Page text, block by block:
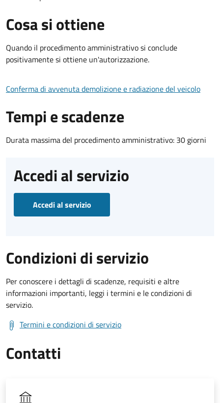
Cosa si ottiene
Quando il procedimento amministrativo si conclude
positivamente si ottiene un'autorizzazione.
Conferma di avvenuta demolizione e radiazione del veicolo
Tempi e scadenze
Durata massima del procedimento amministrativo: 30 giorni
Accedi al servizio
Accedi al servizio
Condizioni di servizio
Per conoscere i dettagli di scadenze, requisiti e altre
informazioni importanti, leggi i termini e le condizioni di
servizio.
Termini e condizioni di servizio
Contatti